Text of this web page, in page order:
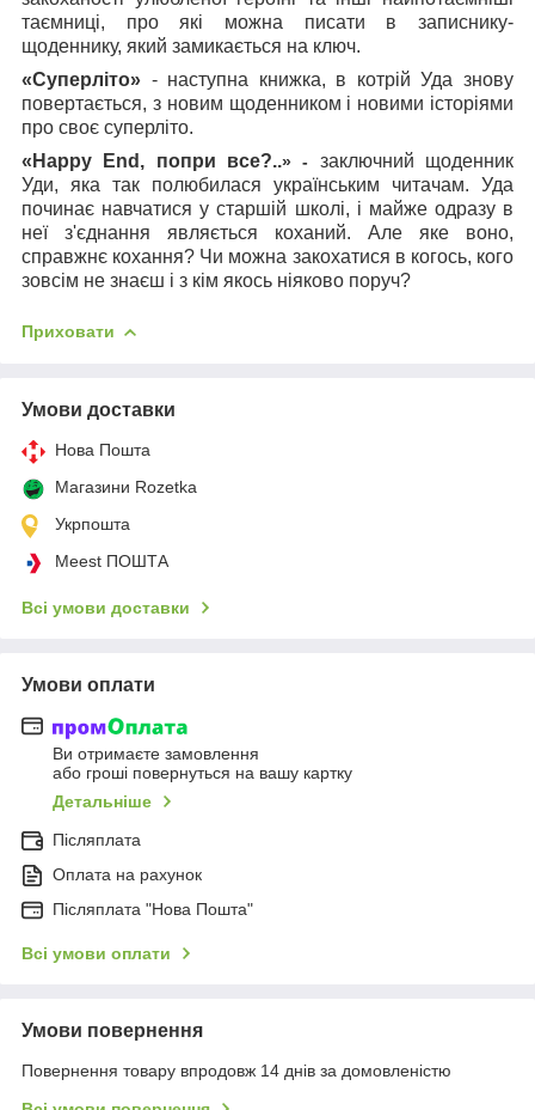
таємниці, про які можна писати в записнику-
щоденнику, який замикається на ключ.
«Суперліто» - наступна книжка, в котрійУда знову
повертається, з новим щоденником і новими історіями
про своє суперліто.
«Happy End, попри все?..» - заключний щоденник
Уди, яка так полюбилася українським читачам. Уда
починає навчатися у старшій школі, і майже одразу в
неї з'єднання являється коханий. Але яке воно,
справжнє кохання? Чи можна закохатися в когось, кого
зовсім не знаєш і з кім якось ніяково поруч?
Приховати
Умови доставки
Нова Пошта
Магазини Rozetka
Укрпошта
Meest ПОШТА
Всі умови доставки
Умови оплати
Ви отримаєте замовлення
або гроші повернуться на вашу картку
Детальніше
Післяплата
Оплата на рахунок
Післяплата "Нова Пошта"
Всі умови оплати
Умови повернення
Повернення товару впродовж 14 днів за домовленістю